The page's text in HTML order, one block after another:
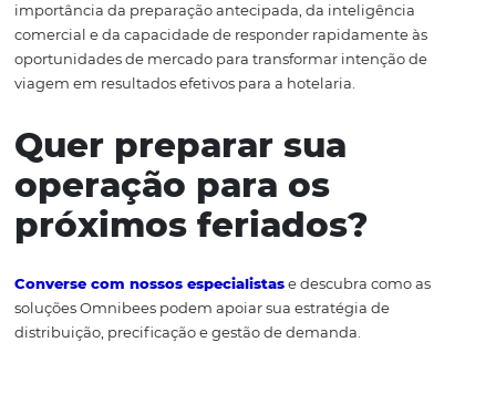
Um dos movimentos mais interessantes observados
Corpus Christi foi a estabilidade do ticket médio na
O cenário sugere um mercado com ampla oferta
viajantes mais propensos a comparar alternativas antes
decisão final de compra.
A combinação entre melhor antecedência e maior
disponibilidade de opções pode ter contribuído para
ambiente mais equilibrado entre oferta e demanda,